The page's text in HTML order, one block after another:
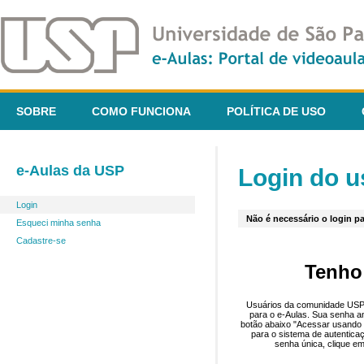
SOBRE COMO FUNCIONA POLÍTICA DE USO
e-Aulas da USP
Login
Esqueci minha senha
Cadastre-se
Login do
Não é necessário o login
Usuários da comunidade
para o e-Aulas. Sua senha
botão abaixo "Acessar
para o sistema de
senha única, clique